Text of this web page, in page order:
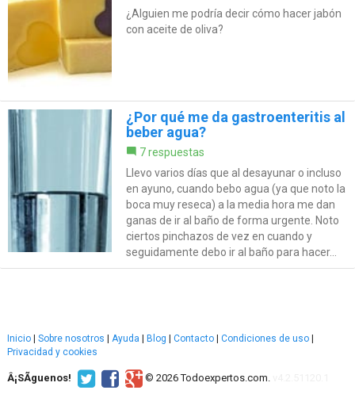
¿Alguien me podría decir cómo hacer jabón
con aceite de oliva?
¿Por qué me da gastroenteritis al
beber agua?
7 respuestas
Llevo varios días que al desayunar o incluso
en ayuno, cuando bebo agua (ya que noto la
boca muy reseca) a la media hora me dan
ganas de ir al baño de forma urgente. Noto
ciertos pinchazos de vez en cuando y
seguidamente debo ir al baño para hacer...
Inicio | Sobre nosotros | Ayuda | Blog | Contacto | Condiciones de uso |
Privacidad y cookies
Â¡SÃ­guenos! © 2026 Todoexpertos.com.